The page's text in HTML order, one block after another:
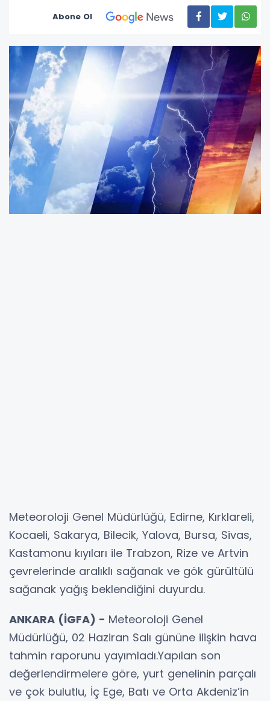
Abone Ol
Meteoroloji Genel Müdürlüğü, Edirne, Kırklareli,
Kocaeli, Sakarya, Bilecik, Yalova, Bursa, Sivas,
Kastamonu kıyıları ile Trabzon, Rize ve Artvin
çevrelerinde aralıklı sağanak ve gök gürültülü
sağanak yağış beklendiğini duyurdu.
ANKARA (İGFA) - Meteoroloji Genel
Müdürlüğü, 02 Haziran Salı gününe ilişkin hava
tahmin raporunu yayımladı.Yapılan son
değerlendirmelere göre, yurt genelinin parçalı
ve çok bulutlu, İç Ege, Batı ve Orta Akdeniz’in